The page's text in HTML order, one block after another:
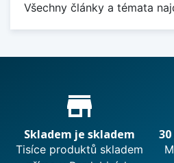
Všechny články a témata
Proč nakupovat u nás?
store_mall_directory
Skladem je skladem
Tisíce produktů skladem